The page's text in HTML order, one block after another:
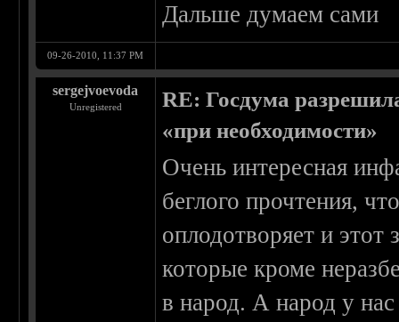
Дальше думаем сами
09-26-2010, 11:37 PM
sergejvoevoda
Unregistered
RE: Госдума
«при необходимости»
Очень интересная
беглого прочтения,
оплодотворяет и
которые кроме
в народ. А народ у